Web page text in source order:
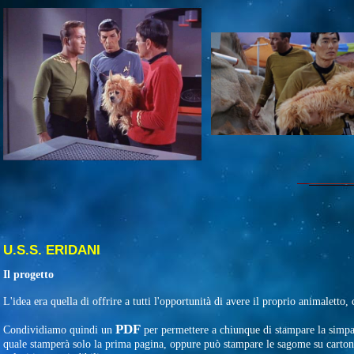
U.S.S. ERIDANI
Il progetto
L'idea era quella di offrire a tutti l'opportunità di avere il proprio animaletto,
Condividiamo quindi un PDF per permettere a chiunque di stampare la
quale stamperà solo la prima pagina, oppure può stampare le sagome su